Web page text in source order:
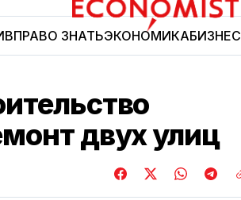
Economist.kg
ПРАВО ЗНАТЬЭКОНОМИКАБИЗНЕС
двух улиц